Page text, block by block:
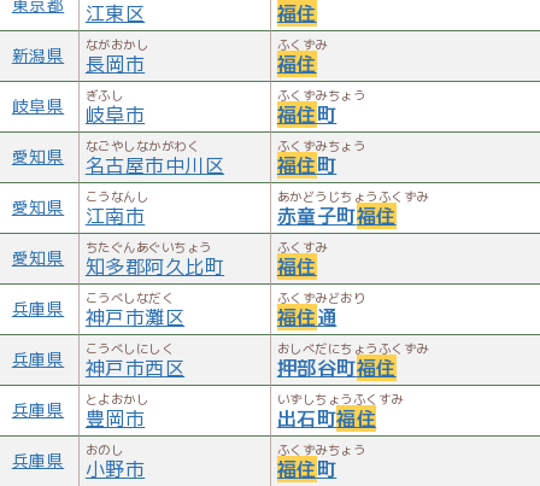
1884年（明治17年） 広島県出身の移住者により、現在の福
住厳島神社が創祀される。
1890年（明治23年） 福住二号線（現在の福住中央通り）が
開通する。
月寒村字西通り
1892年（明治25年） 月寒村字西通りと改称する。
1902年（明治35年） 豊平村・月寒村・平岸村の3村が合併
して、豊平村となり、福住地区はその一部となる。6月10
日、説教所が光明山福住寺（福住寺の寺号公称）となる。
1908年（明治41年） 豊平村は町制施行し、豊平町となる。
1918年（大正7年） りんご栽培（月寒りんご＝平岸リンゴと
並ぶ北海道の主要リンゴブランド）が始まる。
1921年（大正10年） 現在の福住2条6丁目あたりで、松本岩
松が牛舎を建て、牛12頭を飼育し、福住地区初の酪農を始め
る。
1942年（昭和17年） 5月20日 戦闘訓練中の少年飛行兵玉田
守（当時19歳）が墜落死する。同年には地元住民が玉田の霊
江東区 福住
新潟県 ながおかし
長岡市
ふくずみ
福住
岐阜県 ぎふし
岐阜市
ふくずみちょう
福住町
愛知県 なごやしなかがわく
名古屋市中川区
ふくずみちょう
福住町
愛知県 こうなんし
江南市
あかどうじちょうふくずみ
赤童子町福住
愛知県 ちたぐんあぐいちょう
知多郡阿久比町
ふくすみ
福住
兵庫県 こうべしなだく
神戸市灘区
ふくずみどおり
福住通
兵庫県 こうべしにしく
神戸市西区
おしべだにちょうふくずみ
押部谷町福住
兵庫県 とよおかし
豊岡市
いずしちょうふくすみ
出石町福住
兵庫県 おのし
小野市
ふくずみちょう
福住町